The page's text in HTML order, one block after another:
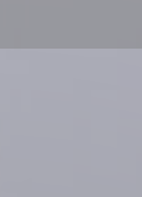
de cookies